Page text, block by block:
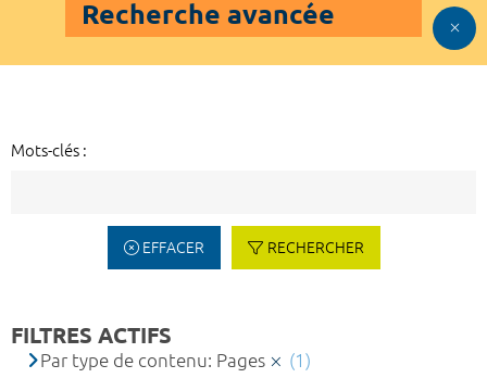
Recherche avancée
Mots-clés :
EFFACER RECHERCHER
FILTRES ACTIFS
Par type de contenu: Pages
(1)